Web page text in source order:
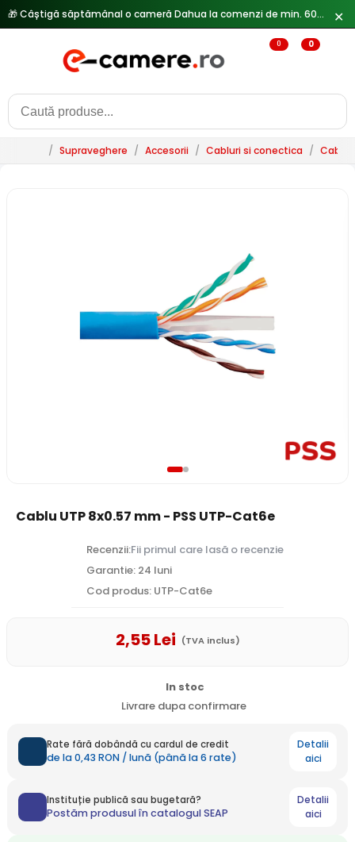
🎁 Câștigă săptămânal o cameră Dahua la comenzi de min. 600 lei — ✕
0 0
/ Supraveghere / Accesorii / Cabluri si conectica / Cabluri
Cablu UTP 8x0.57 mm - PSS UTP-Cat6e
Recenzii:Fii primul care lasă o recenzie
Garantie: 24 luni
Cod produs: UTP-Cat6e
2,55Lei (TVA inclus)
In stoc
Livrare dupa confirmare
Rate fără dobândă cu cardul de credit
de la 0,43 RON / lună (până la 6 rate)
Detalii
aici
Instituție publică sau bugetară?
Postăm produsul în catalogul SEAP
Detalii
aici